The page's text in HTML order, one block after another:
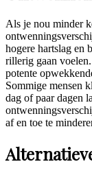
Als je nou minder
hogere hartslag en
rillerig gaan
potente
Sommige mensen
dag of paar dagen
af en toe te